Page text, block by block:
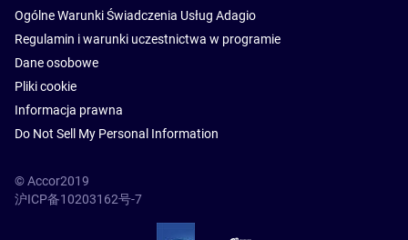
Ogólne Warunki Świadczenia Usług Adagio
Regulamin i warunki uczestnictwa w programie
Dane osobowe
Pliki cookie
Informacja prawna
Do Not Sell My Personal Information
© Accor2019
沪ICP备10203162号-7